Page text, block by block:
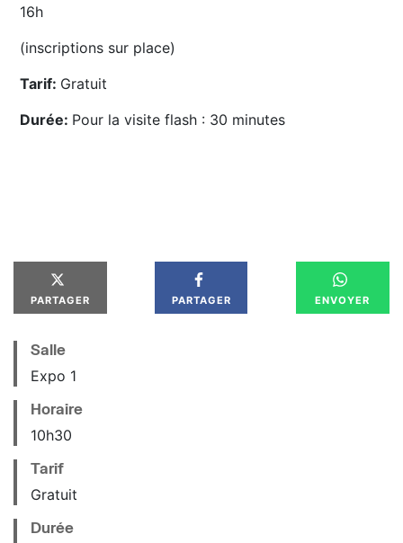
16h
(inscriptions sur place)
Tarif: Gratuit
Durée: Pour la visite flash : 30 minutes
PARTAGER PARTAGER ENVOYER
Salle
Expo 1
Horaire
10h30
Tarif
Gratuit
Durée